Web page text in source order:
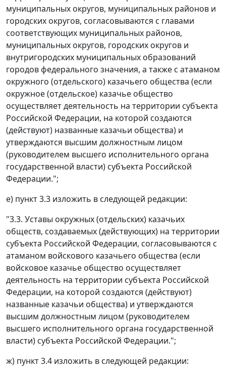
муниципальных округов, муниципальных районов и
городских округов, согласовываются с главами
соответствующих муниципальных районов,
муниципальных округов, городских округов и
внутригородских муниципальных образований
городов федерального значения, а также с атаманом
окружного (отдельского) казачьего общества (если
окружное (отдельское) казачье общество
осуществляет деятельность на территории субъекта
Российской Федерации, на которой создаются
(действуют) названные казачьи общества) и
утверждаются высшим должностным лицом
(руководителем высшего исполнительного органа
государственной власти) субъекта Российской
Федерации.";
е) пункт 3.3 изложить в следующей редакции:
"3.3. Уставы окружных (отдельских) казачьих
обществ, создаваемых (действующих) на территории
субъекта Российской Федерации, согласовываются с
атаманом войскового казачьего общества (если
войсковое казачье общество осуществляет
деятельность на территории субъекта Российской
Федерации, на которой создаются (действуют)
названные казачьи общества) и утверждаются
высшим должностным лицом (руководителем
высшего исполнительного органа государственной
власти) субъекта Российской Федерации.";
ж) пункт 3.4 изложить в следующей редакции: